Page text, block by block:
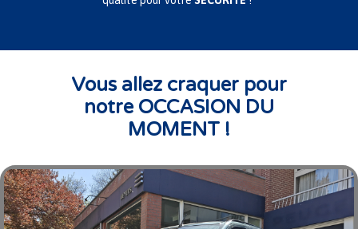
Vous allez craquer pour
notre OCCASION DU
MOMENT !